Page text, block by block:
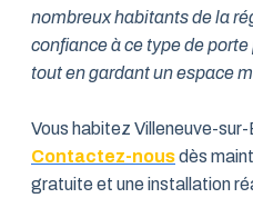
nombreux habitants de la
confiance à ce type de
tout en gardant un espace
Vous habitez Villeneuve-
Contactez-nousdès
gratuite et une installation